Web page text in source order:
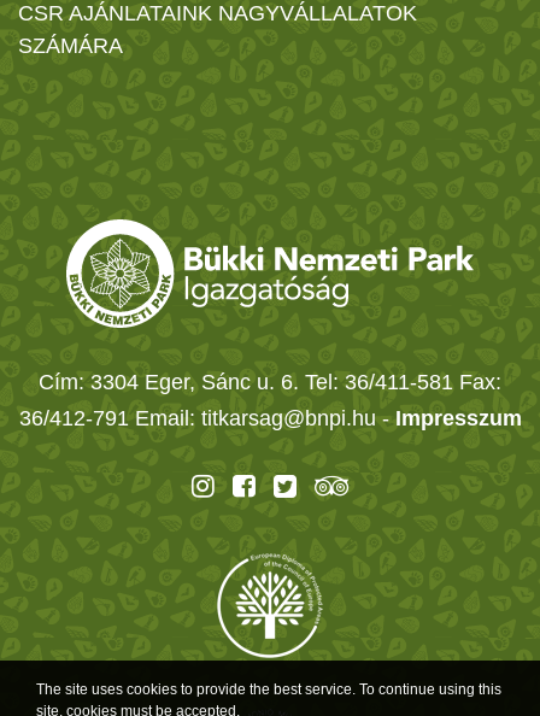
CSR AJÁNLATAINK NAGYVÁLLALATOK
SZÁMÁRA
Cím: 3304 Eger, Sánc u. 6. Tel: 36/411-581 Fax:
36/412-791 Email: titkarsag@bnpi.hu - Impresszum
The site uses cookies to provide the best service. To continue using this
site, cookies must be accepted.